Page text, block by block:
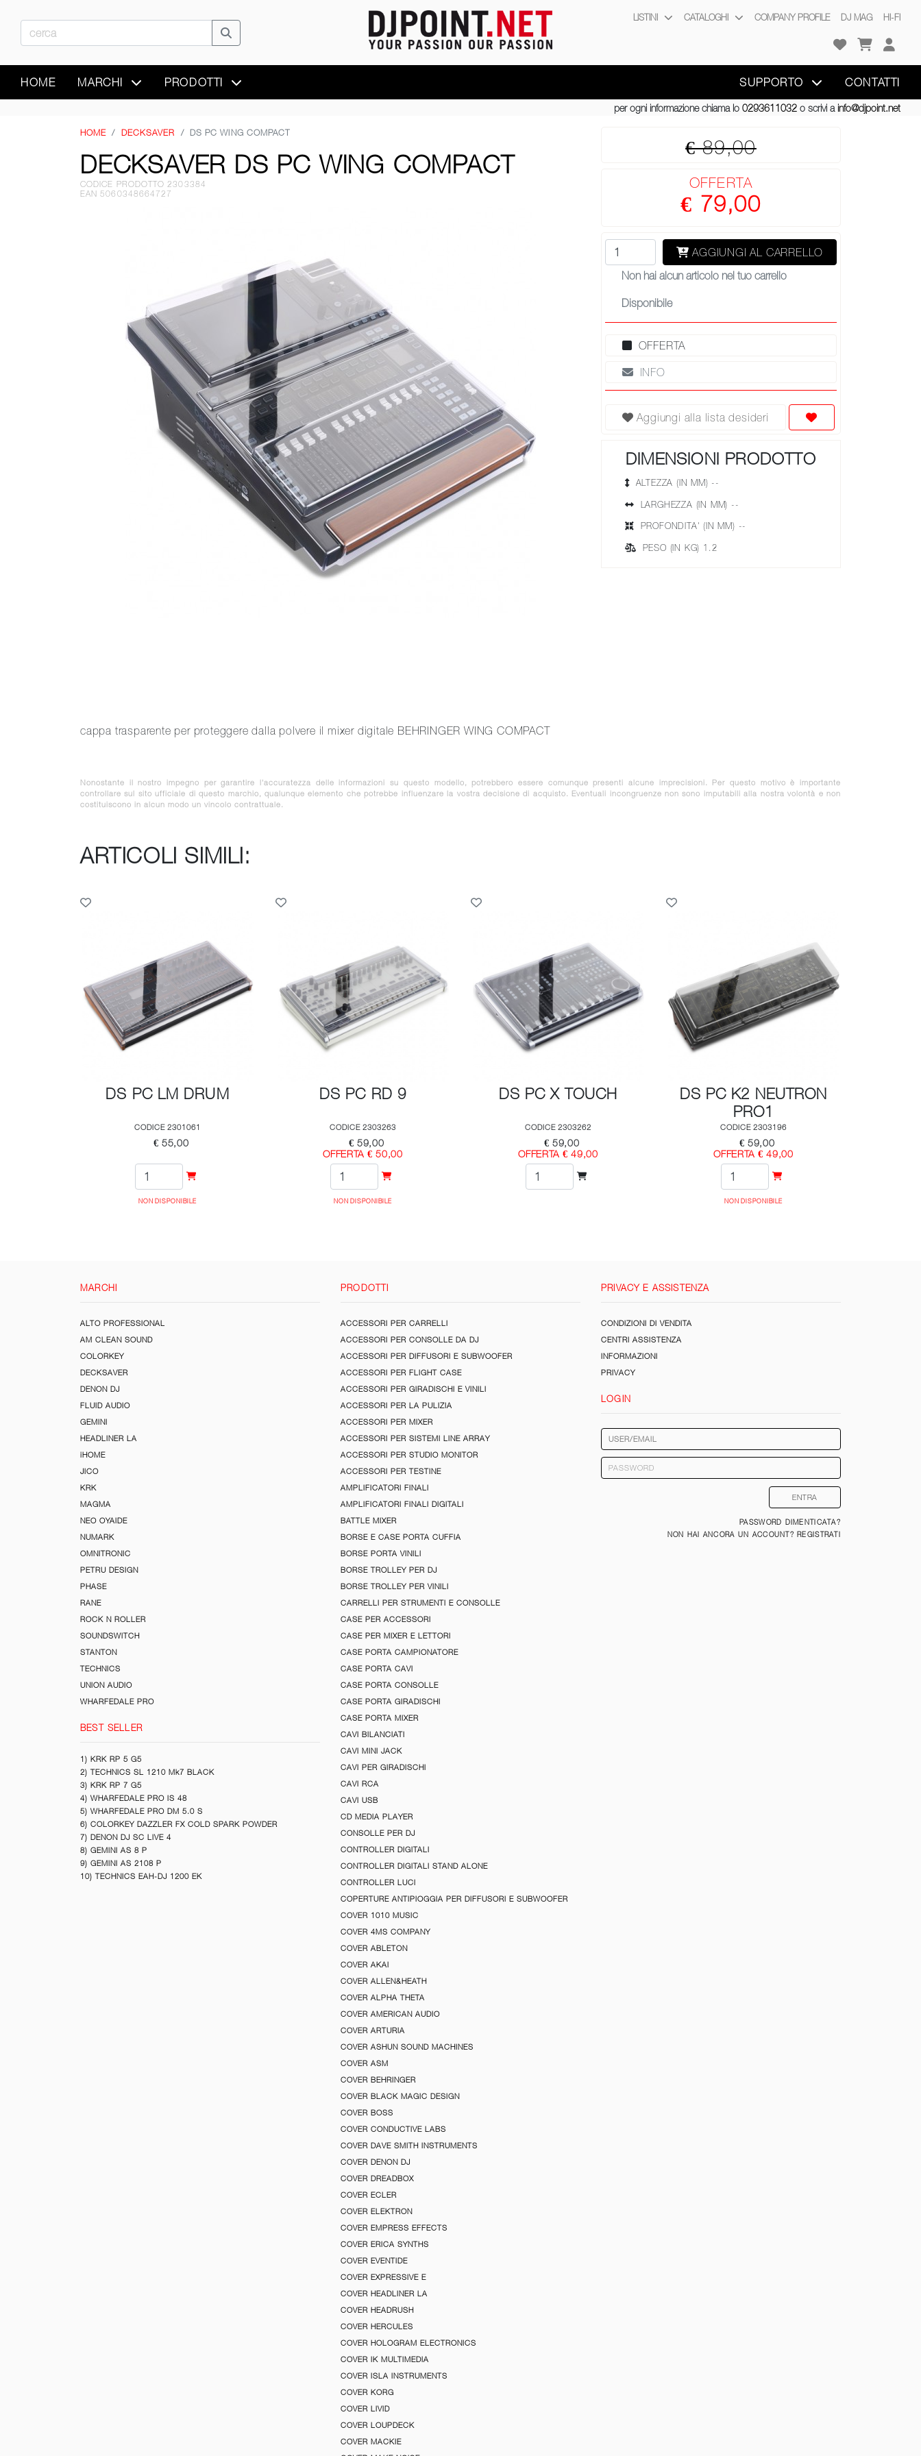
LISTINI CATALOGHI COMPANY PROFILE DJ MAG HI-FI
HOME MARCHI PRODOTTI SUPPORTO CONTATTI
per ogni informazione chiama lo 0293611032 o scrivi a info@djpoint.net
HOME DECKSAVER DS PC WING COMPACT
DECKSAVER DS PC WING COMPACT
CODICE PRODOTTO 2303384
EAN 5060348664727
€ 89,00
OFFERTA
€ 79,00
AGGIUNGI AL CARRELLO
Non hai alcun articolo nel tuo carrello
Disponibile
OFFERTA
INFO
Aggiungi alla lista desideri
DIMENSIONI PRODOTTO
ALTEZZA (IN MM) --
LARGHEZZA (IN MM) --
PROFONDITA' (IN MM) --
PESO (IN KG) 1.2
cappa trasparente per proteggere dalla polvere il mixer digitale BEHRINGER WING COMPACT
Nonostante il nostro impegno per garantire l'accuratezza delle informazioni su questo modello, potrebbero essere comunque presenti alcune imprecisioni. Per questo motivo è importante
controllare sul sito ufficiale di questo marchio, qualunque elemento che potrebbe influenzare la vostra decisione di acquisto. Eventuali incongruenze non sono imputabili alla nostra volontà e non
costituiscono in alcun modo un vincolo contrattuale.
ARTICOLI SIMILI:
DS PC LM DRUM
CODICE 2301061
€ 55,00
NON DISPONIBILE
DS PC RD 9
CODICE 2303263
€ 59,00
OFFERTA € 50,00
NON DISPONIBILE
DS PC X TOUCH
CODICE 2303262
€ 59,00
OFFERTA € 49,00
DS PC K2 NEUTRON
PRO1
CODICE 2303196
€ 59,00
OFFERTA € 49,00
NON DISPONIBILE
MARCHI
ALTO PROFESSIONAL
AM CLEAN SOUND
COLORKEY
DECKSAVER
DENON DJ
FLUID AUDIO
GEMINI
HEADLINER LA
iHOME
JICO
KRK
MAGMA
NEO OYAIDE
NUMARK
OMNITRONIC
PETRU DESIGN
PHASE
RANE
ROCK N ROLLER
SOUNDSWITCH
STANTON
TECHNICS
UNION AUDIO
WHARFEDALE PRO
BEST SELLER
1) KRK RP 5 G5
2) TECHNICS SL 1210 Mk7 BLACK
3) KRK RP 7 G5
4) WHARFEDALE PRO IS 48
5) WHARFEDALE PRO DM 5.0 S
6) COLORKEY DAZZLER FX COLD SPARK POWDER
7) DENON DJ SC LIVE 4
8) GEMINI AS 8 P
9) GEMINI AS 2108 P
10) TECHNICS EAH-DJ 1200 EK
PRODOTTI
ACCESSORI PER CARRELLI
ACCESSORI PER CONSOLLE DA DJ
ACCESSORI PER DIFFUSORI E SUBWOOFER
ACCESSORI PER FLIGHT CASE
ACCESSORI PER GIRADISCHI E VINILI
ACCESSORI PER LA PULIZIA
ACCESSORI PER MIXER
ACCESSORI PER SISTEMI LINE ARRAY
ACCESSORI PER STUDIO MONITOR
ACCESSORI PER TESTINE
AMPLIFICATORI FINALI
AMPLIFICATORI FINALI DIGITALI
BATTLE MIXER
BORSE E CASE PORTA CUFFIA
BORSE PORTA VINILI
BORSE TROLLEY PER DJ
BORSE TROLLEY PER VINILI
CARRELLI PER STRUMENTI E CONSOLLE
CASE PER ACCESSORI
CASE PER MIXER E LETTORI
CASE PORTA CAMPIONATORE
CASE PORTA CAVI
CASE PORTA CONSOLLE
CASE PORTA GIRADISCHI
CASE PORTA MIXER
CAVI BILANCIATI
CAVI MINI JACK
CAVI PER GIRADISCHI
CAVI RCA
CAVI USB
CD MEDIA PLAYER
CONSOLLE PER DJ
CONTROLLER DIGITALI
CONTROLLER DIGITALI STAND ALONE
CONTROLLER LUCI
COPERTURE ANTIPIOGGIA PER DIFFUSORI E SUBWOOFER
COVER 1010 MUSIC
COVER 4MS COMPANY
COVER ABLETON
COVER AKAI
COVER ALLEN&HEATH
COVER ALPHA THETA
COVER AMERICAN AUDIO
COVER ARTURIA
COVER ASHUN SOUND MACHINES
COVER ASM
COVER BEHRINGER
COVER BLACK MAGIC DESIGN
COVER BOSS
COVER CONDUCTIVE LABS
COVER DAVE SMITH INSTRUMENTS
COVER DENON DJ
COVER DREADBOX
COVER ECLER
COVER ELEKTRON
COVER EMPRESS EFFECTS
COVER ERICA SYNTHS
COVER EVENTIDE
COVER EXPRESSIVE E
COVER HEADLINER LA
COVER HEADRUSH
COVER HERCULES
COVER HOLOGRAM ELECTRONICS
COVER IK MULTIMEDIA
COVER ISLA INSTRUMENTS
COVER KORG
COVER LIVID
COVER LOUPDECK
COVER MACKIE
PRIVACY E ASSISTENZA
CONDIZIONI DI VENDITA
CENTRI ASSISTENZA
INFORMAZIONI
PRIVACY
LOGIN
PASSWORD DIMENTICATA?
NON HAI ANCORA UN ACCOUNT? REGISTRATI